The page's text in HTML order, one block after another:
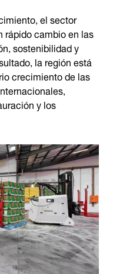
el sector
rápido cambio en las
sostenibilidad y
la región está
crecimiento de las
y los